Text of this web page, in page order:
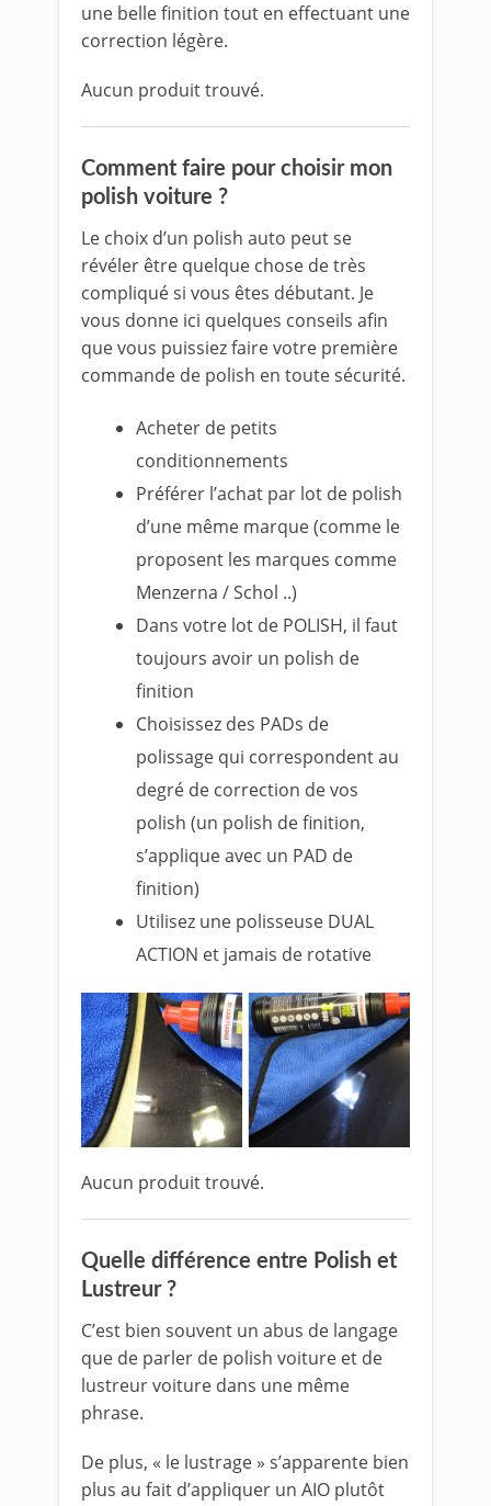
une belle finition tout en effectuant une
correction légère.
Aucun produit trouvé.
Comment faire pour choisir mon
polish voiture ?
Le choix d’un polish auto peut se
révéler être quelque chose de très
compliqué si vous êtes débutant. Je
vous donne ici quelques conseils afin
que vous puissiez faire votre première
commande de polish en toute sécurité.
Acheter de petits
conditionnements
Préférer l’achat par lot de polish
d’une même marque (comme le
proposent les marques comme
Menzerna / Schol ..)
Dans votre lot de POLISH, il faut
toujours avoir un polish de
finition
Choisissez des PADs de
polissage qui correspondent au
degré de correction de vos
polish (un polish de finition,
s’applique avec un PAD de
finition)
Utilisez une polisseuse DUAL
ACTION et jamais de rotative
Aucun produit trouvé.
Quelle différence entre Polish et
Lustreur ?
C’est bien souvent un abus de langage
que de parler de polish voiture et de
lustreur voiture dans une même
phrase.
De plus, « le lustrage » s’apparente bien
plus au fait d’appliquer un AIO plutôt